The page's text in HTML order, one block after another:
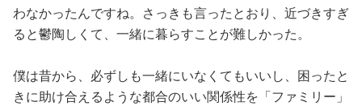
わなかったんですね。さっきも言ったとおり、近づきすぎ
ると鬱陶しくて、一緒に暮らすことが難しかった。
僕は昔から、必ずしも一緒にいなくてもいいし、困ったと
きに助け合えるような都合のいい関係性を「ファミリー」